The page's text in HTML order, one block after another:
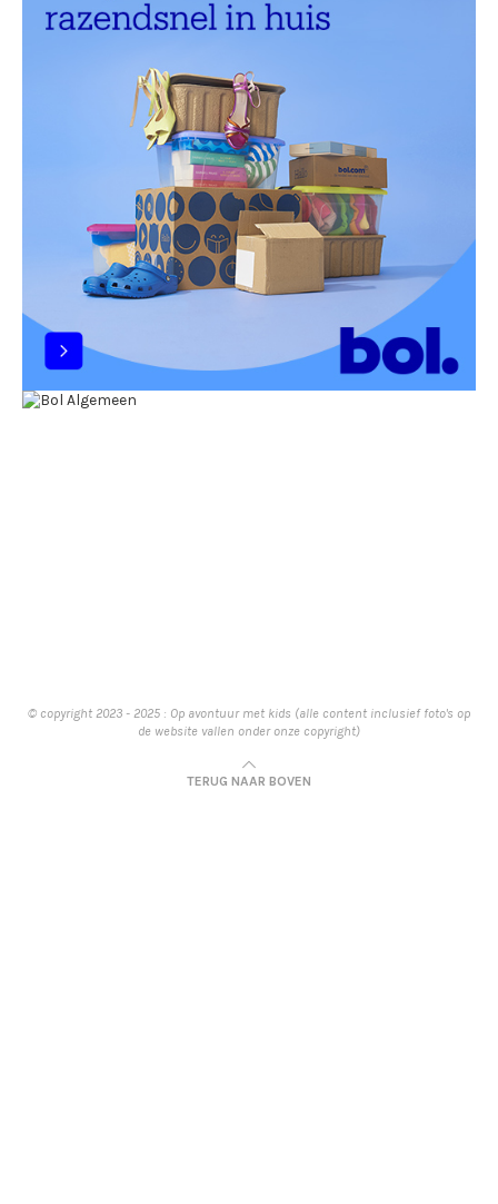
© copyright 2023 - 2025 : Op avontuur met kids (alle content inclusief foto's op
de website vallen onder onze copyright)
TERUG NAAR BOVEN